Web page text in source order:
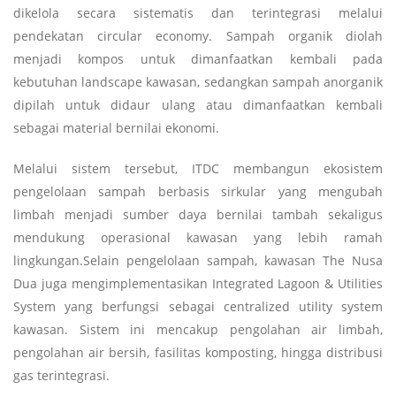
dikelola secara sistematis dan terintegrasi melalui
pendekatan circular economy. Sampah organik diolah
menjadi kompos untuk dimanfaatkan kembali pada
kebutuhan landscape kawasan, sedangkan sampah anorganik
dipilah untuk didaur ulang atau dimanfaatkan kembali
sebagai material bernilai ekonomi.
Melalui sistem tersebut, ITDC membangun ekosistem
pengelolaan sampah berbasis sirkular yang mengubah
limbah menjadi sumber daya bernilai tambah sekaligus
mendukung operasional kawasan yang lebih ramah
lingkungan.Selain pengelolaan sampah, kawasan The Nusa
Dua juga mengimplementasikan Integrated Lagoon & Utilities
System yang berfungsi sebagai centralized utility system
kawasan. Sistem ini mencakup pengolahan air limbah,
pengolahan air bersih, fasilitas komposting, hingga distribusi
gas terintegrasi.